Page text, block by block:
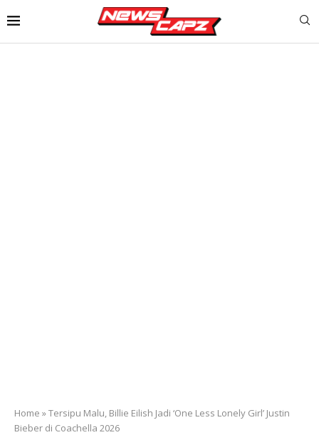
Home »Tersipu Malu, Billie Eilish Jadi ‘One Less Lonely Girl’ Justin
Bieber di Coachella 2026